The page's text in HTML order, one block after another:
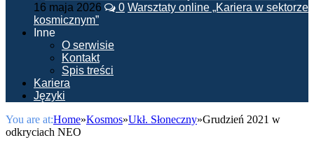
16 maja 2026 0 Warsztaty online „Kariera w sektorze
kosmicznym”
Inne
O serwisie
Kontakt
Spis treści
Kariera
Języki
You are at:Home»Kosmos»Ukł. Słoneczny»Grudzień 2021 w
odkryciach NEO